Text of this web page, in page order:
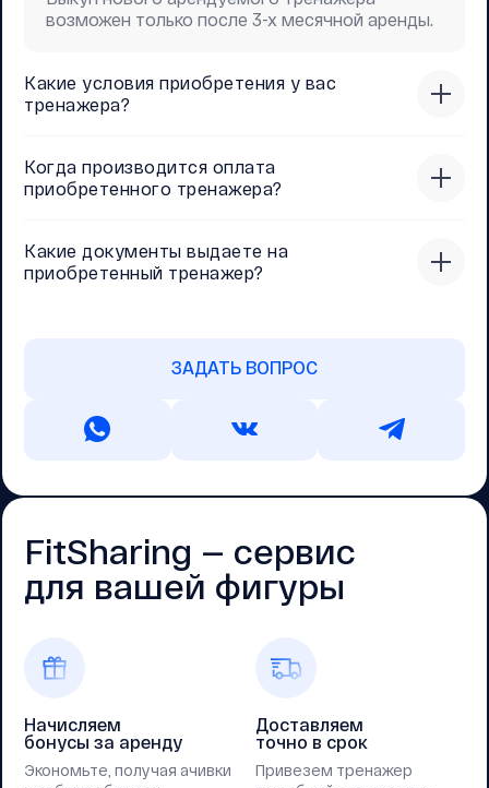
Какие условия приобретения у вас
тренажера?
Когда производится оплата
приобретенного тренажера?
Какие документы выдаете на
приобретенный тренажер?
ЗАДАТЬ ВОПРОС
возможен только после 3-х месячной аренды.
FitSharing — cервис
для вашей фигуры
Начисляем
бонусы за аренду
Экономьте, получая ачивки
Доставляем
точно в срок
Привезем тренажер